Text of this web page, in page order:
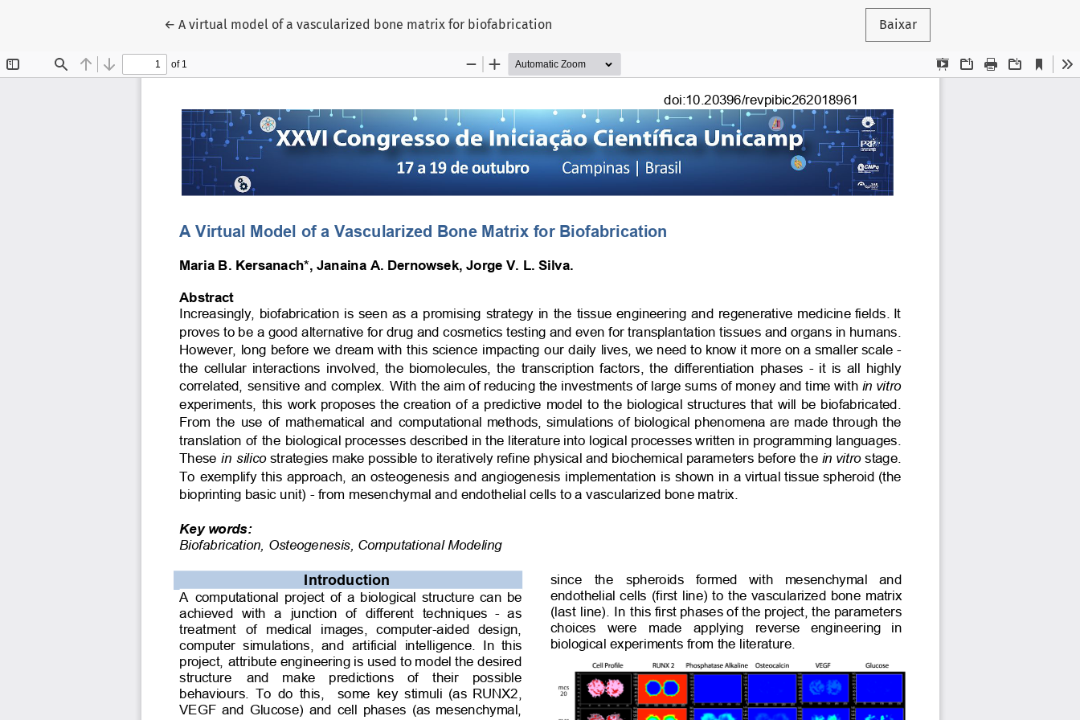
← Voltar aos Detalhes do Artigo
A virtual model of a vascularized bone matrix for biofabrication Baixar